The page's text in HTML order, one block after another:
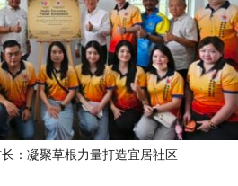
：凝聚草根力量打造宜居社区